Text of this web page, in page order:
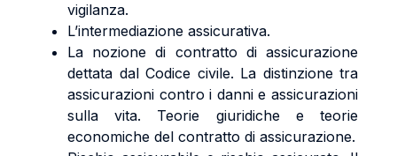
vigilanza.
L’intermediazione assicurativa.
La nozione di contratto di assicurazione
dettata dal Codice civile. La distinzione tra
assicurazioni contro i danni e assicurazioni
sulla vita. Teorie giuridiche e teorie
economiche del contratto di assicurazione.